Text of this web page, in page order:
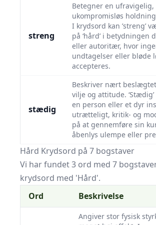
streng
Betegner en
ukompromisløs
I krydsord kan ’streng’
på ‘hård’ i betydningen
eller autoritær, hvor
undtagelser eller bløde
accepteres.
stædig
Beskriver nært
vilje og attitude.
en person eller et dyr
utrætteligt, kritik- og
på at gennemføre sin
åbenlys ulempe eller
Hård Krydsord på 7 bogstaver
Vi har fundet 3 ord med 7
krydsord med 'Hård'.
Ord
Beskrivelse
Angiver stor fysisk